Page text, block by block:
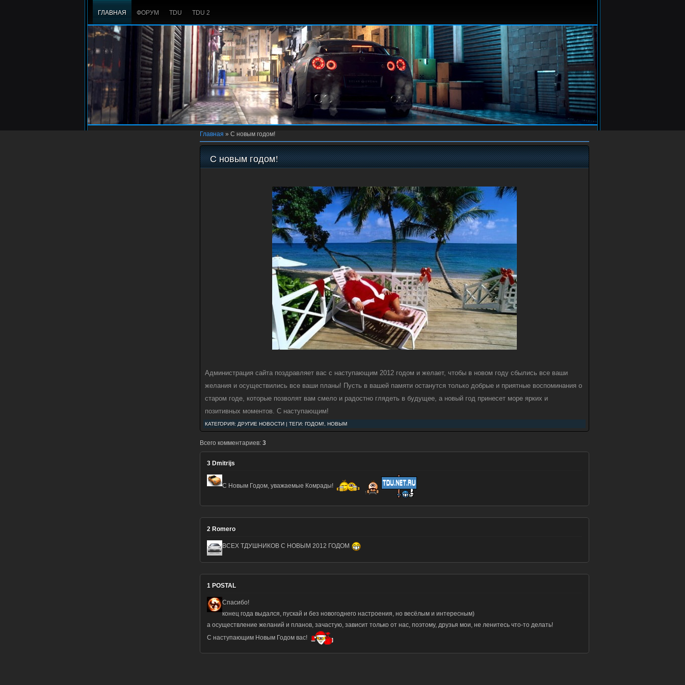
ГЛАВНАЯ ФОРУМ TDU TDU 2
Главная » С новым годом!
С новым годом!
Администрация сайта поздравляет вас с наступающим 2012 годом и желает, чтобы в новом году сбылись все ваши
желания и осуществились все ваши планы! Пусть в вашей памяти останутся только добрые и приятные воспоминания о
старом годе, которые позволят вам смело и радостно глядеть в будущее, а новый год принесет море ярких и
позитивных моментов. С наступающим!
КАТЕГОРИЯ: ДРУГИЕ НОВОСТИ | ТЕГИ: ГОДОМ!, НОВЫМ
Всего комментариев: 3
3 Dmitrijs
С Новым Годом, уважаемые Комрады!
2 Romero
ВСЕХ ТДУШНИКОВ С НОВЫМ 2012 ГОДОМ
1 POSTAL
Спасибо!
конец года выдался, пускай и без новогоднего настроения, но весёлым и интересным)
а осуществление желаний и планов, зачастую, зависит только от нас, поэтому, друзья мои, не ленитесь что-то делать!
С наступающим Новым Годом вас!